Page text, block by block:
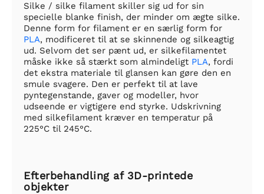
Silke / silke filament skiller sig ud for sin
specielle blanke finish, der minder om ægte silke.
Denne form for filament er en særlig form for
PLA, modificeret til at se skinnende og silkeagtig
ud. Selvom det ser pænt ud, er silkefilamentet
måske ikke så stærkt som almindeligt PLA, fordi
det ekstra materiale til glansen kan gøre den en
smule svagere. Den er perfekt til at lave
pyntegenstande, gaver og modeller, hvor
udseende er vigtigere end styrke. Udskrivning
med silkefilament kræver en temperatur på
225°C til 245°C.
Efterbehandling af 3D-printede
objekter